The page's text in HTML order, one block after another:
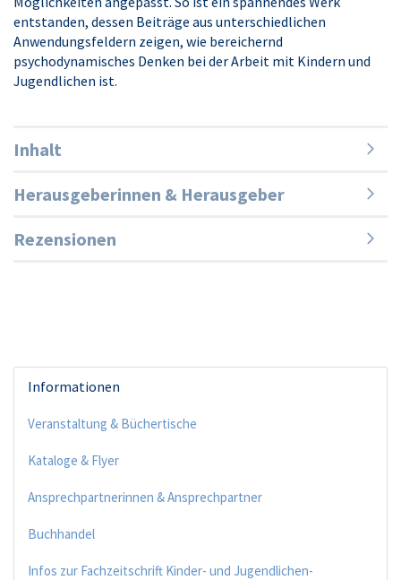
entstanden, dessen Beiträge aus unterschiedlichen
Anwendungsfeldern zeigen, wie bereichernd
psychodynamisches Denken bei der Arbeit mit Kindern und
Jugendlichen ist.
Inhalt
Herausgeberinnen & Herausgeber
Rezensionen
Informationen
Veranstaltung & Büchertische
Kataloge & Flyer
Ansprechpartnerinnen & Ansprechpartner
Buchhandel
Infos zur Fachzeitschrift Kinder- und Jugendlichen-